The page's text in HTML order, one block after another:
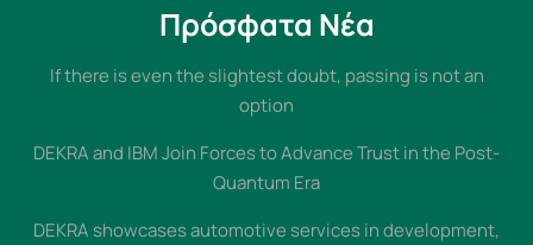
Πρόσφατα Νέα
If there is even the slightest doubt, passing is not an
option
DEKRA and IBM Join Forces to Advance Trust in the Post-
Quantum Era
DEKRA showcases automotive services in development,